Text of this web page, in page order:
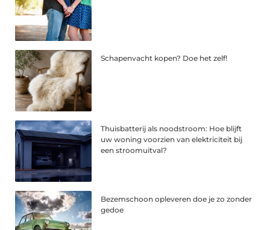
Schapenvacht kopen? Doe het zelf!
Thuisbatterij als noodstroom: Hoe blijft
uw woning voorzien van elektriciteit bij
een stroomuitval?
Bezemschoon opleveren doe je zo zonder
gedoe